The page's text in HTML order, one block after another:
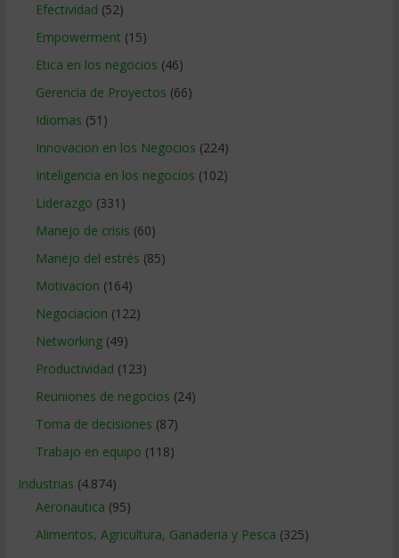
Efectividad (52)
Empowerment (15)
Etica en los negocios (46)
Gerencia de Proyectos (66)
Idiomas (51)
Innovacion en los Negocios (224)
Inteligencia en los negocios (102)
Liderazgo (331)
Manejo de crisis (60)
Manejo del estrés (85)
Motivacion (164)
Negociacion (122)
Networking(49)
Productividad (123)
Reuniones de negocios (24)
Toma de decisiones (87)
Trabajo en equipo (118)
Industrias (4.874)
Aeronautica (95)
Alimentos, Agricultura, Ganaderia y Pesca (325)